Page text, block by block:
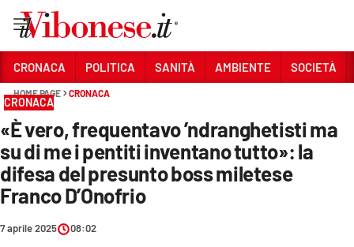
Sezioni
CRONACA
POLITICA
SANITÀ
AMBIENTE
CRONACA POLITICA SANITÀ AMBIENTE SOCIETÀ
HOME PAGE CRONACA
CRONACA
«È vero, frequentavo ’ndranghetisti ma
su di me i pentiti inventano tutto»: la
difesa del presunto boss miletese
Franco D’Onofrio
7 aprile 2025 08:02